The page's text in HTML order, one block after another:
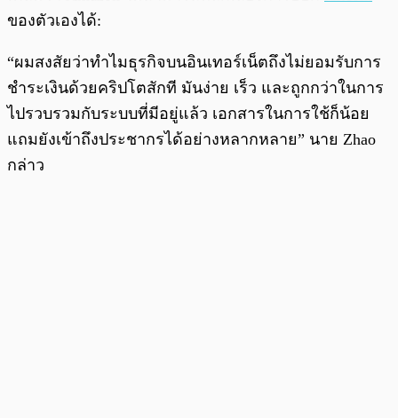
ของตัวเองได้:
“ผมสงสัยว่าทำไมธุรกิจบนอินเทอร์เน็ตถึงไม่ยอมรับการ
ชำระเงินด้วยคริปโตสักที มันง่าย เร็ว และถูกกว่าในการ
ไปรวบรวมกับระบบที่มีอยู่แล้ว เอกสารในการใช้ก็น้อย
แถมยังเข้าถึงประชากรได้อย่างหลากหลาย” นาย Zhao
กล่าว